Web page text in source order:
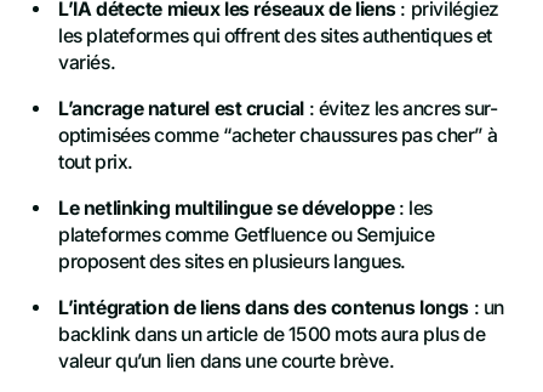
L’IA détecte mieux les réseaux de liens: privilégiez
les plateformes qui offrent des sites authentiques et
variés.
L’ancrage naturel est crucial : évitez les ancres sur-
optimisées comme “acheter chaussures pas cher” à
tout prix.
Le netlinking multilingue se développe: les
plateformes comme Getfluence ou Semjuice
proposent des sites en plusieurs langues.
L’intégration de liens dans des contenus longs: un
backlink dans un article de 1500 mots aura plus de
valeur qu’un lien dans une courte brève.